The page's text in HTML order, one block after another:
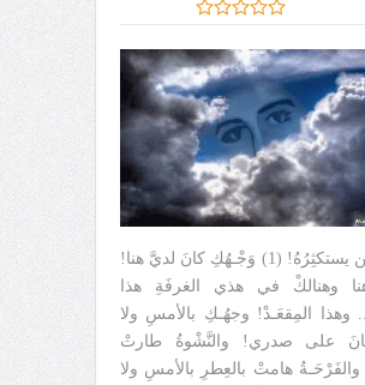
رزْقٌ! من يستكثِرُهُ! (1) وَجْـهُكِ كانَ لديَّ هنا!
وهنالكْ في هذي الغرفَةِ هذا
وهذا المِقعَـدْ! وجهُـكِ بالأمسِ ولا
كانَ على صدري! والنَّشْوةُ طارتْ
والفَرْحَـةُ هامتْ بالعِطرِ بالأمسِ ولا